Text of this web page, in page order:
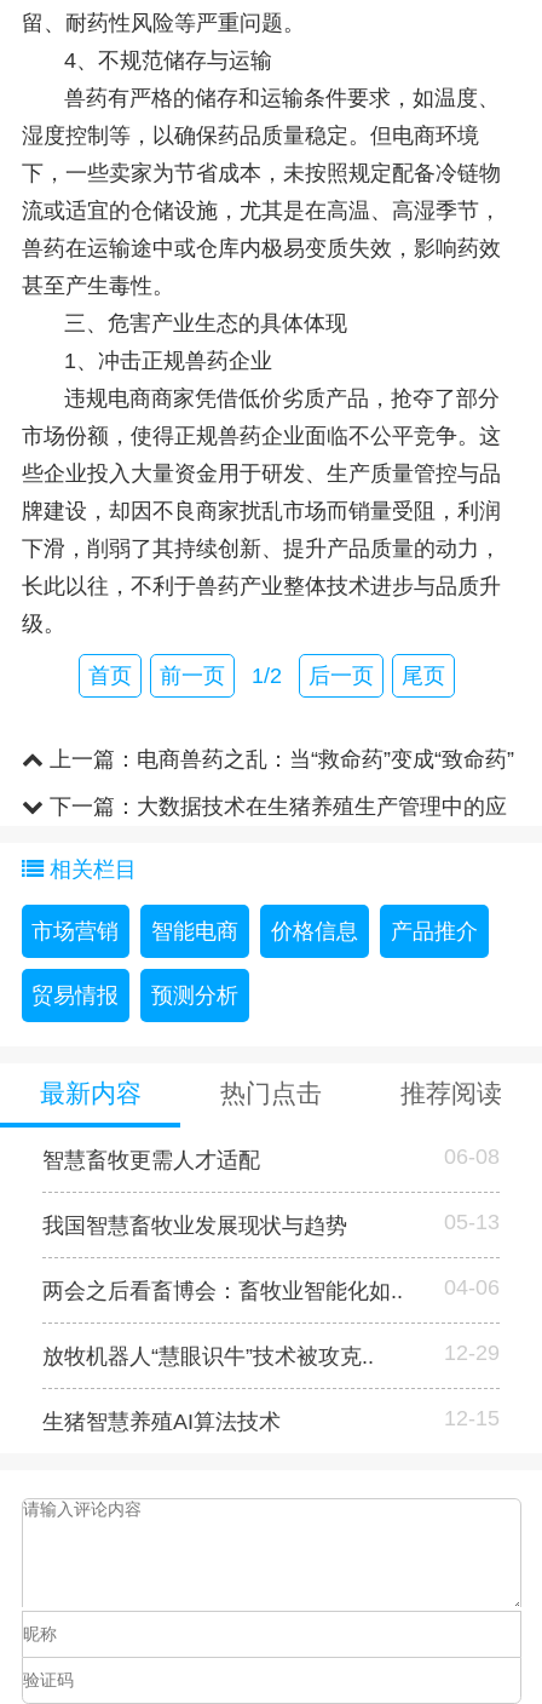
留、耐药性风险等严重问题。
4、不规范储存与运输
兽药有严格的储存和运输条件要求，如温度、
湿度控制等，以确保药品质量稳定。但电商环境
下，一些卖家为节省成本，未按照规定配备冷链物
流或适宜的仓储设施，尤其是在高温、高湿季节，
兽药在运输途中或仓库内极易变质失效，影响药效
甚至产生毒性。
三、危害产业生态的具体体现
1、冲击正规兽药企业
违规电商商家凭借低价劣质产品，抢夺了部分
市场份额，使得正规兽药企业面临不公平竞争。这
些企业投入大量资金用于研发、生产质量管控与品
牌建设，却因不良商家扰乱市场而销量受阻，利润
下滑，削弱了其持续创新、提升产品质量的动力，
长此以往，不利于兽药产业整体技术进步与品质升
级。
首页 前一页 1/2 后一页 尾页
上一篇： 电商兽药之乱：当“救命药”变成“致命药”
下一篇： 大数据技术在生猪养殖生产管理中的应
相关栏目
市场营销 智能电商 价格信息 产品推介
贸易情报 预测分析
最新内容 热门点击 推荐阅读
智慧畜牧更需人才适配 06-08
我国智慧畜牧业发展现状与趋势 05-13
两会之后看畜博会：畜牧业智能化如.. 04-06
放牧机器人“慧眼识牛”技术被攻克.. 12-29
生猪智慧养殖AI算法技术 12-15